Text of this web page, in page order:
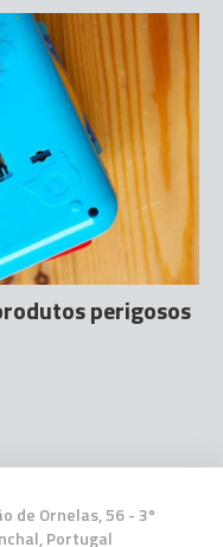
perigosos
de Ornelas, 56 - 3º
Portugal